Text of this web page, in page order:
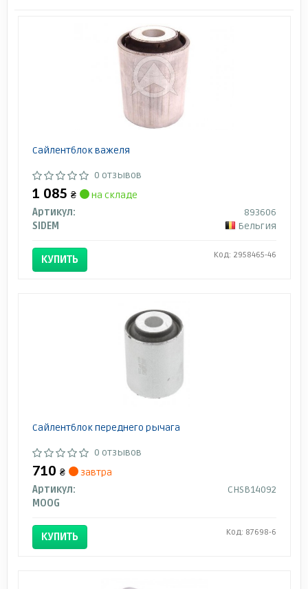
Сайлентблок важеля
0 отзывов
1 085 ₴
на складе
Артикул:
893606
SIDEM
Бельгия
КУПИТЬ Код: 2958465-46
Сайлентблок переднего рычага
0 отзывов
710 ₴
завтра
Артикул:
CHSB14092
MOOG
КУПИТЬ Код: 87698-6